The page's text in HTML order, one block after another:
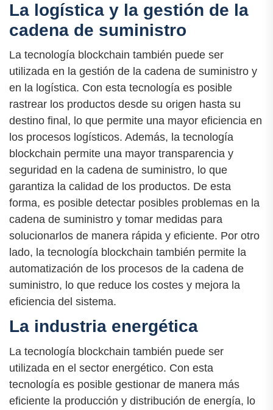
La logística y la gestión de la
cadena de suministro
La tecnología blockchain también puede ser
utilizada en la gestión de la cadena de suministro y
en la logística. Con esta tecnología es posible
rastrear los productos desde su origen hasta su
destino final, lo que permite una mayor eficiencia en
los procesos logísticos. Además, la tecnología
blockchain permite una mayor transparencia y
seguridad en la cadena de suministro, lo que
garantiza la calidad de los productos. De esta
forma, es posible detectar posibles problemas en la
cadena de suministro y tomar medidas para
solucionarlos de manera rápida y eficiente. Por otro
lado, la tecnología blockchain también permite la
automatización de los procesos de la cadena de
suministro, lo que reduce los costes y mejora la
eficiencia del sistema.
La industria energética
La tecnología blockchain también puede ser
utilizada en el sector energético. Con esta
tecnología es posible gestionar de manera más
eficiente la producción y distribución de energía, lo